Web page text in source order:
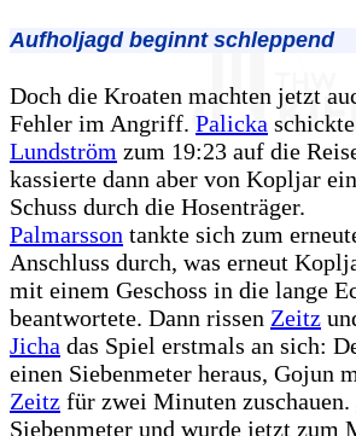
Aufholjagd beginnt schleppend
Doch die Kroaten machten jetzt
Fehler im Angriff. Palicka schickte
Lundström zum 19:23 auf die
kassierte dann aber von Kopljar
Schuss durch die Hosenträger.
Palmarsson tankte sich zum
Anschluss durch, was erneut
mit einem Geschoss in die lange
beantwortete. Dann rissen Zeitz
Jicha das Spiel erstmals an sich:
einen Siebenmeter heraus, Gojun
Zeitz für zwei Minuten zuschauen.
Siebenmeter und wurde jetzt